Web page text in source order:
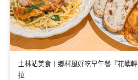
士林站美食｜鄉村風好吃早午餐『花嶼
拉